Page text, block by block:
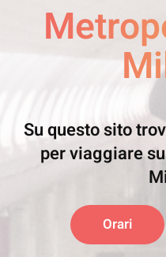
Su questo sito
per viaggiare
Orari